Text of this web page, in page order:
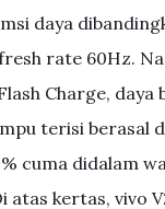
daya
rate 60Hz.
Charge, daya
terisi berasal
cuma didalam
atas kertas, vivo